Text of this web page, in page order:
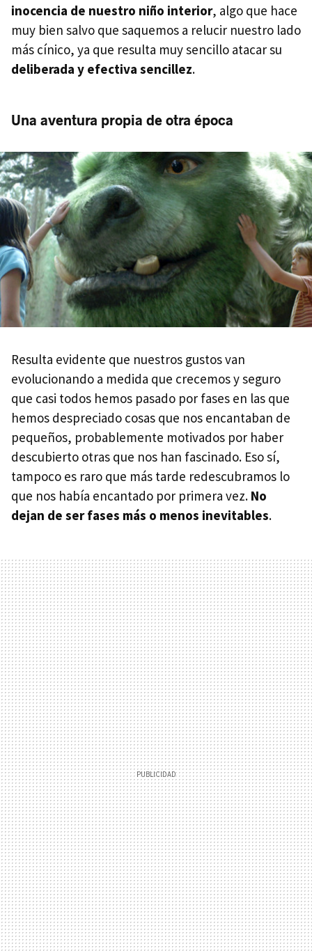
inocencia de nuestro niño interior, algo que hace
muy bien salvo que saquemos a relucir nuestro lado
más cínico, ya que resulta muy sencillo atacar su
deliberada y efectiva sencillez.
Una aventura propia de otra época
Resulta evidente que nuestros gustos van
evolucionando a medida que crecemos y seguro
que casi todos hemos pasado por fases en las que
hemos despreciado cosas que nos encantaban de
pequeños, probablemente motivados por haber
descubierto otras que nos han fascinado. Eso sí,
tampoco es raro que más tarde redescubramos lo
que nos había encantado por primera vez. No
dejan de ser fases más o menos inevitables.